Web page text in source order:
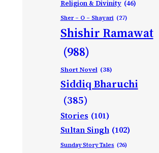
Religion & Divinity (46)
Sher – O – Shayari (27)
Shishir Ramawat
(988)
Short Novel (38)
Siddiq Bharuchi
(385)
Stories (101)
Sultan Singh (102)
Sunday Story Tales (26)